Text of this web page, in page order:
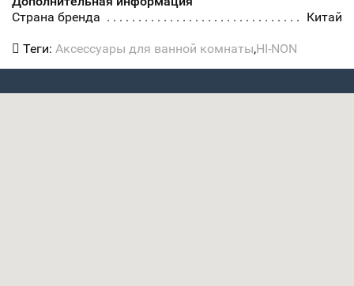
Страна бренда
Китай
Теги: Аксессуары для ванной комнаты,HI-NON